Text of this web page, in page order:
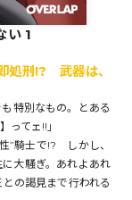
い 1
刑!? ――武器は、
特別なもの。とある
ってェ!!」
”騎士で!? しかし、
大騒ぎ。あれよあれ
の謁見まで行われる